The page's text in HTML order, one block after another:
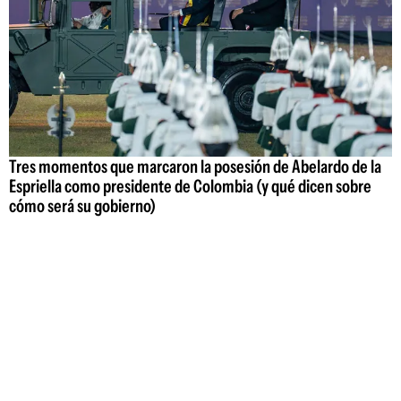
Tres momentos que marcaron la posesión de Abelardo de la
Espriella como presidente de Colombia (y qué dicen sobre
cómo será su gobierno)